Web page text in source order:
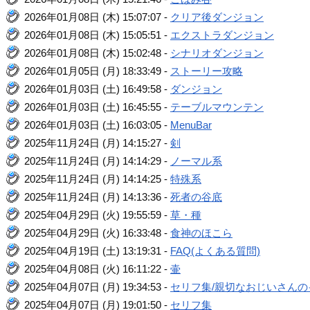
2026年01月08日 (木) 15:07:07 - クリア後ダンジョン
2026年01月08日 (木) 15:05:51 - エクストラダンジョン
2026年01月08日 (木) 15:02:48 - シナリオダンジョン
2026年01月05日 (月) 18:33:49 - ストーリー攻略
2026年01月03日 (土) 16:49:58 - ダンジョン
2026年01月03日 (土) 16:45:55 - テーブルマウンテン
2026年01月03日 (土) 16:03:05 - MenuBar
2025年11月24日 (月) 14:15:27 -剣
2025年11月24日 (月) 14:14:29 - ノーマル系
2025年11月24日 (月) 14:14:25 -特殊系
2025年11月24日 (月) 14:13:36 -死者の谷底
2025年04月29日 (火) 19:55:59 -草・種
2025年04月29日 (火) 16:33:48 -食神のほこら
2025年04月19日 (土) 13:19:31 - FAQ(よくある質問)
2025年04月08日 (火) 16:11:22 -壷
2025年04月07日 (月) 19:34:53 - セリフ集/親切なおじいさん
2025年04月07日 (月) 19:01:50 - セリフ集